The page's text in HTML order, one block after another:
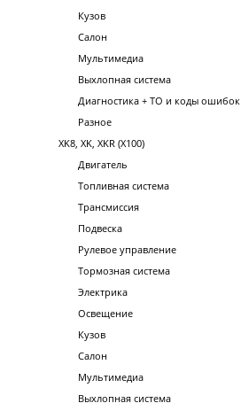
Кузов
Салон
Мультимедиа
Выхлопная система
Диагностика + ТО и коды ошибок
Разное
XK8, XK, XKR (X100)
Двигатель
Топливная система
Трансмиссия
Подвеска
Рулевое управление
Тормозная система
Электрика
Освещение
Кузов
Салон
Мультимедиа
Выхлопная система